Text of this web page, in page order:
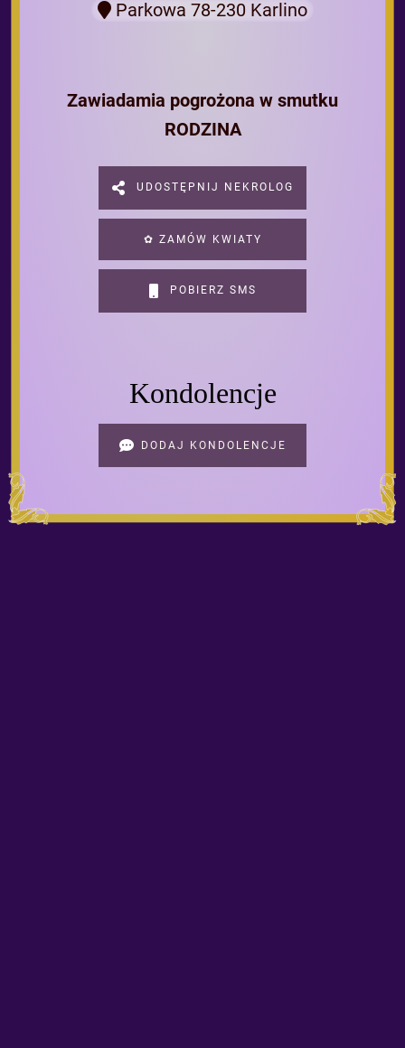
Parkowa 78-230 Karlino
Zawiadamia pogrożona w smutku
RODZINA
UDOSTĘPNIJ NEKROLOG
✿ ZAMÓW KWIATY
POBIERZ SMS
Kondolencje
DODAJ KONDOLENCJE